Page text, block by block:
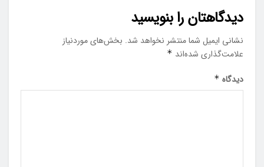
دیدگاهتان را بنویسید
نشانی ایمیل شما منتشر نخواهد شد. بخش‌های موردنیاز
علامت‌گذاری شده‌اند *
دیدگاه *